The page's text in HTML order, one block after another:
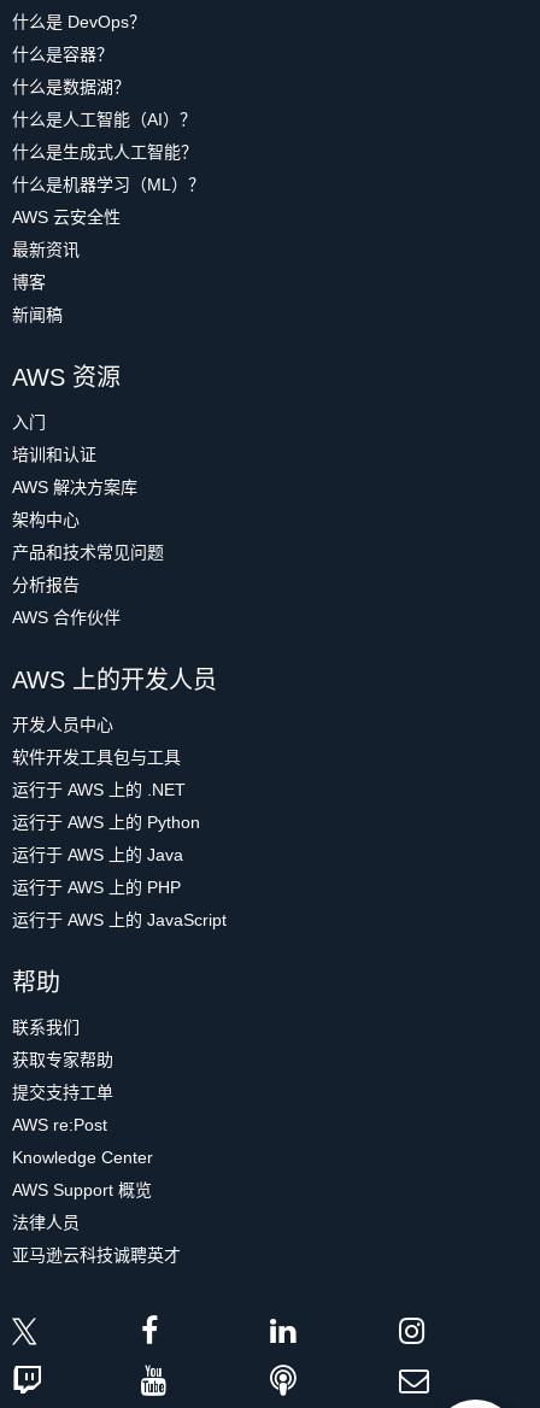
什么是 DevOps？
什么是容器？
什么是数据湖？
什么是人工智能（AI）？
什么是生成式人工智能？
什么是机器学习（ML）？
AWS 云安全性
最新资讯
博客
新闻稿
AWS 资源
入门
培训和认证
AWS 解决方案库
架构中心
产品和技术常见问题
分析报告
AWS 合作伙伴
AWS 上的开发人员
开发人员中心
软件开发工具包与工具
运行于 AWS 上的 .NET
运行于 AWS 上的 Python
运行于 AWS 上的 Java
运行于 AWS 上的 PHP
运行于 AWS 上的 JavaScript
帮助
联系我们
获取专家帮助
提交支持工单
AWS re:Post
Knowledge Center
AWS Support 概览
法律人员
亚马逊云科技诚聘英才